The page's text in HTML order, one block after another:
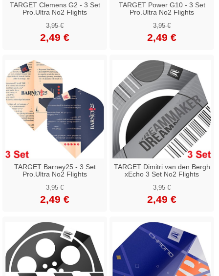
TARGET Clemens G2 - 3 Set
Pro.Ultra No2 Flights
3,95 €
2,49 €
TARGET Power G10 - 3 Set
Pro.Ultra No2 Flights
3,95 €
2,49 €
TARGET Barney25 - 3 Set
Pro.Ultra No2 Flights
3,95 €
2,49 €
TARGET Dimitri van den Bergh
xEcho 3 Set No2 Flights
3,95 €
2,49 €